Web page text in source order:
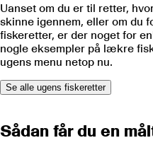
Uanset om du er til retter,
skinne igennem, eller om du
fiskeretter, er der noget for
nogle eksempler på lækre
ugens menu netop nu.
Se alle ugens fiskeretter
Sådan får du en